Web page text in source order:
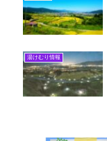
湯けむり情報